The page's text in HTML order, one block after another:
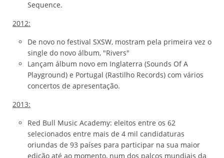
Sequence.
2012:
De novo no festival SXSW, mostram pela primeira vez o
single do novo álbum, "Rivers"
Lançam álbum novo em Inglaterra (Sounds Of A
Playground) e Portugal (Rastilho Records) com vários
concertos de apresentação.
2013:
Red Bull Music Academy: eleitos entre os 62
selecionados entre mais de 4 mil candidaturas
oriundas de 93 países para participar na sua maior
edição até ao momento, num dos palcos mundiais da